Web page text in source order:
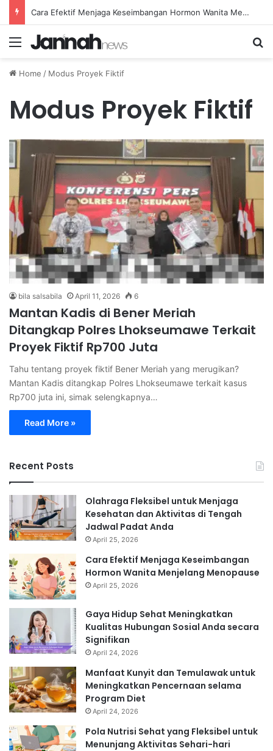
Cara Efektif Menjaga Keseimbangan Hormon Wanita Menjelang Menopause
Menu
Home / Modus Proyek Fiktif
Modus Proyek Fiktif
bila salsabila April 11, 2026 6
Mantan Kadis di Bener Meriah
Ditangkap Polres Lhokseumawe Terkait
Proyek Fiktif Rp700 Juta
Tahu tentang proyek fiktif Bener Meriah yang merugikan?
Mantan Kadis ditangkap Polres Lhokseumawe terkait kasus
Rp700 juta ini, simak selengkapnya…
Read More »
Recent Posts
Olahraga Fleksibel untuk Menjaga
Kesehatan dan Aktivitas di Tengah
Jadwal Padat Anda
April 25, 2026
Cara Efektif Menjaga Keseimbangan
Hormon Wanita Menjelang Menopause
April 25, 2026
Gaya Hidup Sehat Meningkatkan
Kualitas Hubungan Sosial Anda secara
Signifikan
April 24, 2026
Manfaat Kunyit dan Temulawak untuk
Meningkatkan Pencernaan selama
Program Diet
April 24, 2026
Pola Nutrisi Sehat yang Fleksibel untuk
Menunjang Aktivitas Sehari-hari